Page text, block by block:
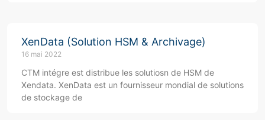
XenData (Solution HSM & Archivage)
16 mai 2022
CTM intégre est distribue les solutiosn de HSM de
Xendata. XenData est un fournisseur mondial de solutions
de stockage de